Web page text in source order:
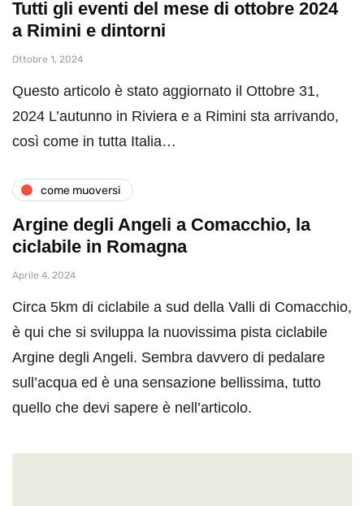
Tutti gli eventi del mese di ottobre 2024
a Rimini e dintorni
Ottobre 1, 2024
Questo articolo è stato aggiornato il Ottobre 31,
2024 L’autunno in Riviera e a Rimini sta arrivando,
così come in tutta Italia…
come muoversi
Argine degli Angeli a Comacchio, la
ciclabile in Romagna
Aprile 4, 2024
Circa 5km di ciclabile a sud della Valli di Comacchio,
è qui che si sviluppa la nuovissima pista ciclabile
Argine degli Angeli. Sembra davvero di pedalare
sull’acqua ed è una sensazione bellissima, tutto
quello che devi sapere è nell’articolo.